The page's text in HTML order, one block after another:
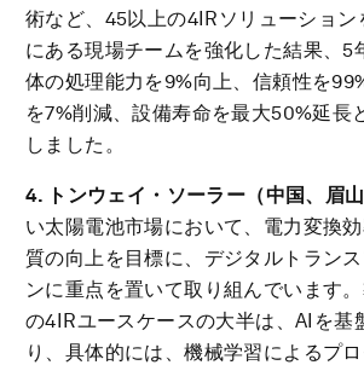
術など、45以上の4IRソリューション
にある現場チームを強化した結果、5
体の処理能力を9%向上、信頼性を
を7%削減、設備寿命を最大50%延長
しました。
4. トンウェイ・ソーラー（中国、眉
い太陽電池市場において、電力変換
質の向上を目標に、デジタルトラン
ンに重点を置いて取り組んでいます
の4IRユースケースの大半は、AIを基
り、具体的には、機械学習によるプ